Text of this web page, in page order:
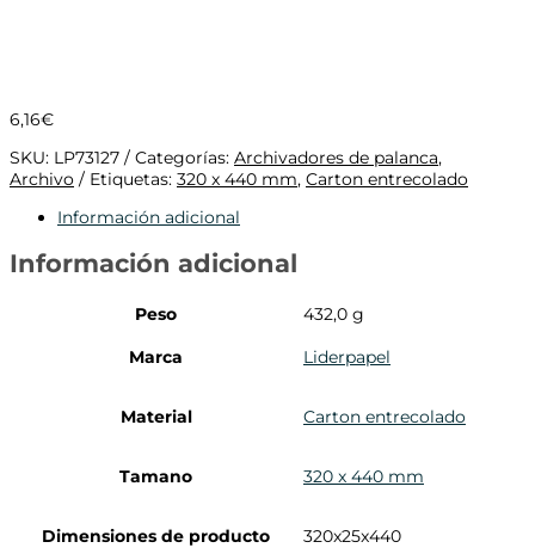
6,16€
SKU: LP73127 Categorías: Archivadores de palanca,
Archivo
Etiquetas: 320 x 440 mm, Carton entrecolado
Información adicional
Información adicional
Peso
432,0 g
Marca
Liderpapel
Material Carton entrecolado
Tamano 320 x 440 mm
Dimensiones de producto 320x25x440